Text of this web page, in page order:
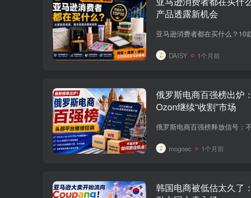
产品透露新机会
DAISY 1个月前
俄罗斯电商百强榜出炉
Ozon继续“收割”市场
mogoec 1个月前
韩国电商被低估太久了